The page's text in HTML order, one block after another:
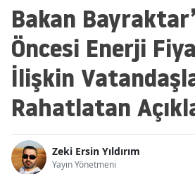
Bakan
Öncesi Enerji
İlişkin
Rahatlatan
Zeki Ersin Yıldırım
Yayın Yönetmeni